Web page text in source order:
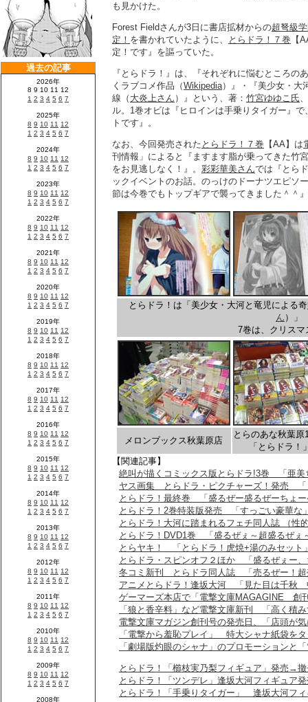
も見かけた。
Forest Fieldさんが3日に書店拡材からの超弩級
定！ を書かれていたように、 とらドラ！７巻 【
定！です』を謳っていた。
『とらドラ！』は、『それぞれに悩むところの
くラブコメ作品（Wikipedia）』・『美少女・大
線（ 大炎上さん ）』という、著： 竹宮ゆゆこ氏
ル。1巻オビは『ヒロインは手乗りタイガー』
トです』。
なお、今回発売された とらドラ！７巻 【AA】は
刊情報」によると『ますます脂が乗ってきた竹
をお見逃しなく！』。 彩彩華美さんでは『とら
ックイベントのお話。のっけのドーナツエピソ
節は今巻でもトップギアで襲ってきました＾＾
とらドラ！は「美少女・大河と竜児による
ん ）」
7巻は、クリスマ
メロンブックス秋葉原店
とらのあな秋葉原
「とらドラ！
【関連記事】
絶叫が描くコミックス版とらドラ!3巻 「亜美
ヤス画集 とらドラ・ピクチャーズ！発売 「
とらドラ！最終巻 「盛るぜー盛るぜーちょ
とらドラ！2巻特装版発売 「すっごい豪華な
とらドラ！大河に踏まれるフェチ同人誌 （性
とらドラ！DVD1巻 「盛るぜぇ～超盛るぜ
とらヤキ！ 「とらドラ！虎焼+湯のみセット
とらドラ・スピンオフ２ほか 「盛るぜぇー
冬コミ新刊 とらドラ同人誌 「売るぜー！超
アニメとらドラ！逢坂大河 「見た目は千秋
ゲーマーズ本店で「電撃文庫MAGAGINE 創
「狼と香辛料」など電撃文庫新刊 「高く積
電撃文庫マガジン創刊号の発売日、「店頭が
「電撃から羞恥プレイ」 特大シャナ紙袋を
「劇場版灼眼のシャナ」のプロモーションと
とらドラ！「櫛枝実乃梨フィギュア」発売→
とらドラ！「ツンデレ」逢坂大河フィギュア
とらドラ！「手乗りタイガー」 逢坂大河フ